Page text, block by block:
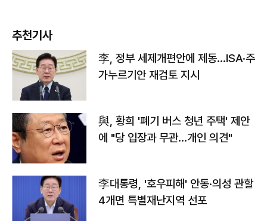
추천기사
李, 정부 세제개편안에 제동…ISA·주
가누르기안 재검토 지시
與, 황희 '폐기 버스 청년 주택' 제안
에 "당 입장과 무관…개인 의견"
李대통령, '호우피해' 안동·의성 관할
4개면 특별재난지역 선포